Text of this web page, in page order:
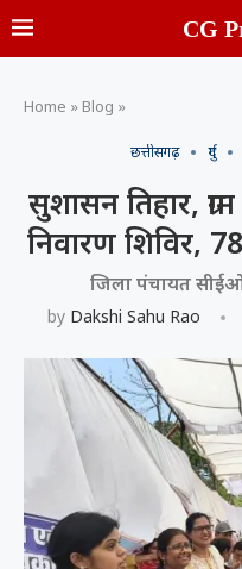
CG
Home » Blog »
छत्तीसगढ़ दुर्ग
सुशासन तिहार,
निवारण शिविर,
जिला पंचायत सीईओ
by Dakshi Sahu Rao